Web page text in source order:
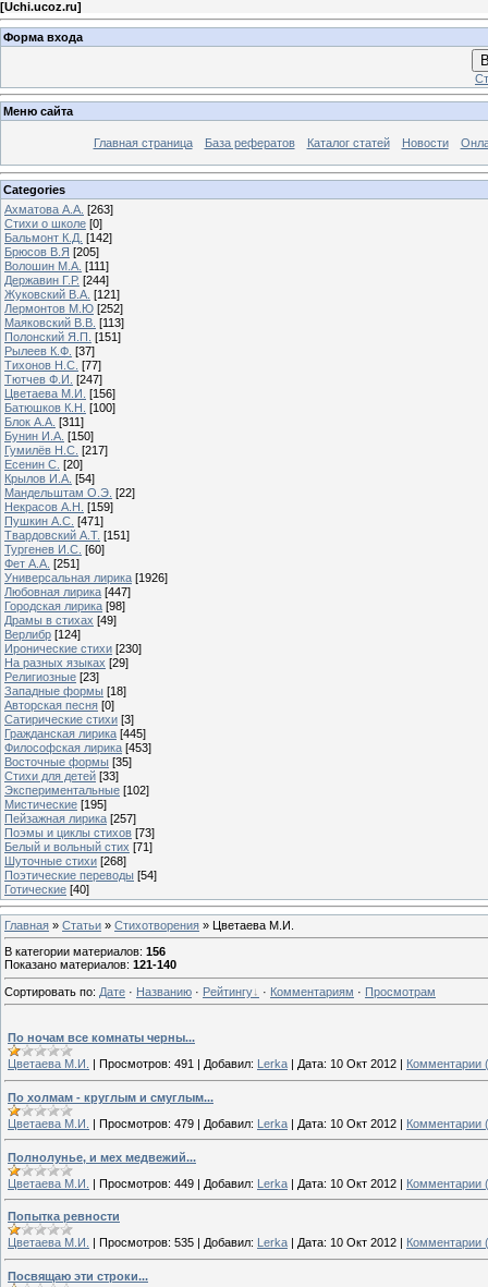
[Uchi.ucoz.ru]
Форма входа
Меню сайта
Главная страница База рефератов Каталог статей Новости
Categories
Ахматова А.А. [263]
Стихи о школе [0]
Бальмонт К.Д. [142]
Брюсов В.Я [205]
Волошин М.А. [111]
Державин Г.Р. [244]
Жуковский В.А. [121]
Лермонтов М.Ю [252]
Маяковский В.В. [113]
Полонский Я.П. [151]
Рылеев К.Ф. [37]
Тихонов Н.С. [77]
Тютчев Ф.И. [247]
Цветаева М.И. [156]
Батюшков К.Н. [100]
Блок А.А. [311]
Бунин И.А. [150]
Гумилёв Н.С. [217]
Есенин С. [20]
Крылов И.А. [54]
Мандельштам О.Э. [22]
Некрасов А.Н. [159]
Пушкин А.С. [471]
Твардовский А.Т. [151]
Тургенев И.С. [60]
Фет А.А. [251]
Универсальная лирика [1926]
Любовная лирика [447]
Городская лирика [98]
Драмы в стихах [49]
Верлибр [124]
Иронические стихи [230]
На разных языках [29]
Религиозные [23]
Западные формы [18]
Авторская песня [0]
Сатирические стихи [3]
Гражданская лирика [445]
Философская лирика [453]
Восточные формы [35]
Стихи для детей [33]
Экспериментальные [102]
Мистические [195]
Пейзажная лирика [257]
Поэмы и циклы стихов [73]
Белый и вольный стих [71]
Шуточные стихи [268]
Поэтические переводы [54]
Готические [40]
Главная » Статьи » Стихотворения » Цветаева М.И.
В категории материалов: 156
Показано материалов: 121-140
Сортировать по: Дате · Названию · Рейтингу · Комментариям · Просмотрам
По ночам все комнаты черны...
Цветаева М.И.
Просмотров: 491 Добавил: Lerka Дата: 10 Окт 2012 Комментарии
По холмам - круглым и смуглым...
Цветаева М.И.
| Просмотров: 479 | Добавил: Lerka | Дата: 10 Окт 2012 | Комментарии
Полнолунье, и мех медвежий...
Цветаева М.И.
| Просмотров: 449 | Добавил: Lerka | Дата: 10 Окт 2012 | Комментарии
Попытка ревности
Цветаева М.И.
Просмотров: 535 Добавил: Lerka Дата: 10 Окт 2012 Комментарии
Посвящаю эти строки...